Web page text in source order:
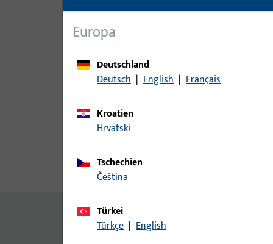
Produktbeschreibung
Inhalt
Stulp für SECUREconnect Flügelteil Flachstulp
Europa
Deutschland
Deutsch | English | Français
Kroatien
Hrvatski
Tschechien
čeština
Türkei
Türkçe | English